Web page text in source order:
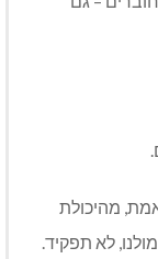
מהיכולת
לא תפקיד.